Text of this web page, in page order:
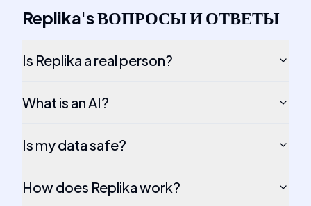
Replika'sВОПРОСЫ И ОТВЕТЫ
Is Replika a real person?
What is an AI?
Is my data safe?
How does Replika work?